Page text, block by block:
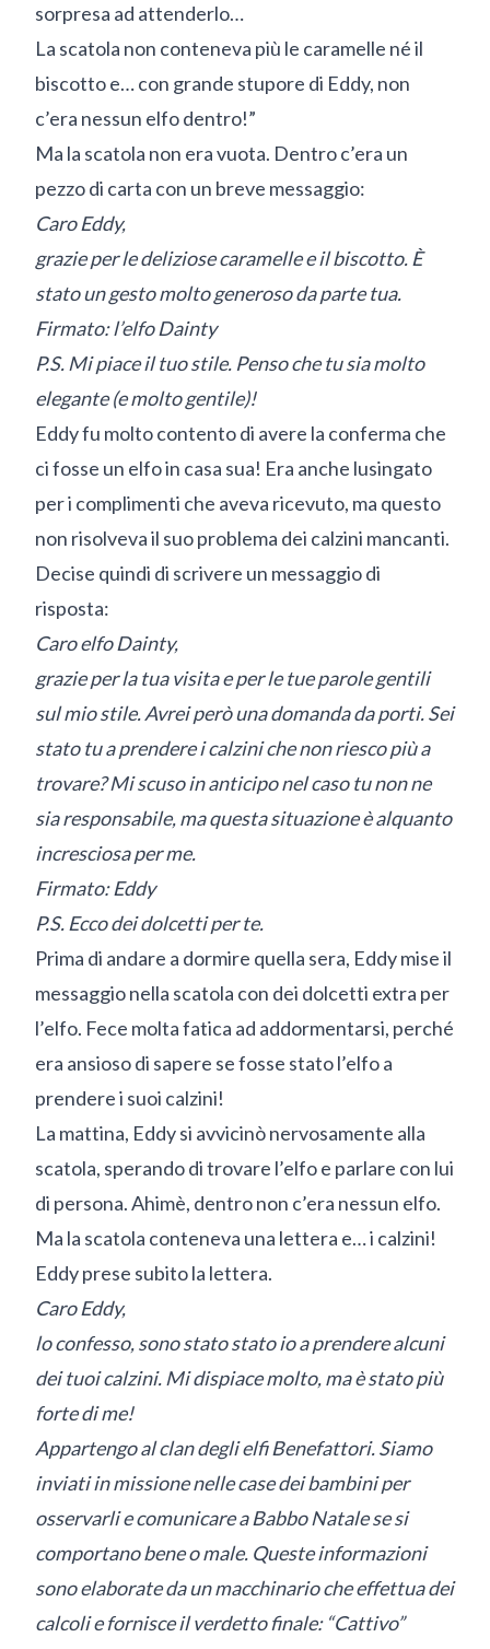
sorpresa ad attenderlo…
La scatola non conteneva più le caramelle né il
biscotto e… con grande stupore di Eddy, non
c’era nessun elfo dentro!”
Ma la scatola non era vuota. Dentro c’era un
pezzo di carta con un breve messaggio:
Caro Eddy,
grazie per le deliziose caramelle e il biscotto. È
stato un gesto molto generoso da parte tua.
Firmato: l’elfo Dainty
P.S. Mi piace il tuo stile. Penso che tu sia molto
elegante (e molto gentile)!
Eddy fu molto contento di avere la conferma che
ci fosse un elfo in casa sua! Era anche lusingato
per i complimenti che aveva ricevuto, ma questo
non risolveva il suo problema dei calzini mancanti.
Decise quindi di scrivere un messaggio di
risposta:
Caro elfo Dainty,
grazie per la tua visita e per le tue parole gentili
sul mio stile. Avrei però una domanda da porti. Sei
stato tu a prendere i calzini che non riesco più a
trovare? Mi scuso in anticipo nel caso tu non ne
sia responsabile, ma questa situazione è alquanto
incresciosa per me.
Firmato: Eddy
P.S. Ecco dei dolcetti per te.
Prima di andare a dormire quella sera, Eddy mise il
messaggio nella scatola con dei dolcetti extra per
l’elfo. Fece molta fatica ad addormentarsi, perché
era ansioso di sapere se fosse stato l’elfo a
prendere i suoi calzini!
La mattina, Eddy si avvicinò nervosamente alla
scatola, sperando di trovare l’elfo e parlare con lui
di persona. Ahimè, dentro non c’era nessun elfo.
Ma la scatola conteneva una lettera e… i calzini!
Eddy prese subito la lettera.
Caro Eddy,
lo confesso, sono stato stato io a prendere alcuni
dei tuoi calzini. Mi dispiace molto, ma è stato più
forte di me!
Appartengo al clan degli elfi Benefattori. Siamo
inviati in missione nelle case dei bambini per
osservarli e comunicare a Babbo Natale se si
comportano bene o male. Queste informazioni
sono elaborate da un macchinario che effettua dei
calcoli e fornisce il verdetto finale: “Cattivo”